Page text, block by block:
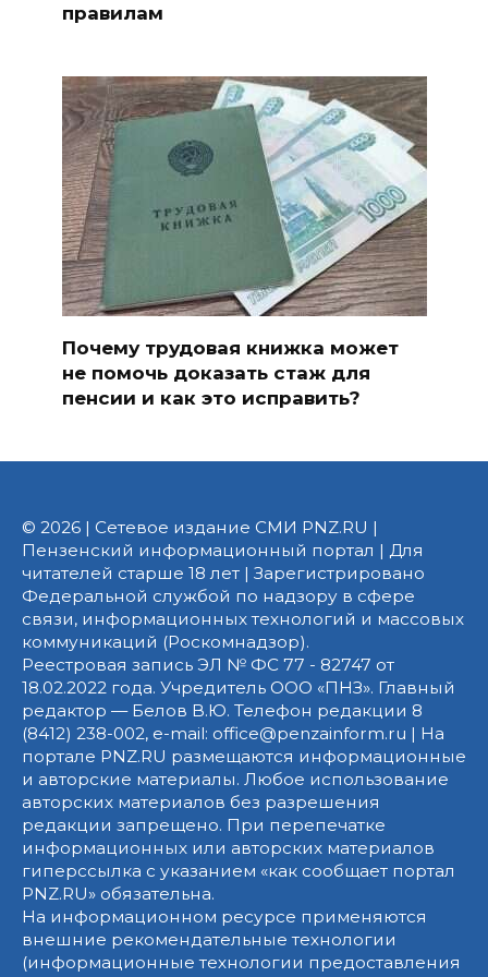
правилам
Почему трудовая книжка может
не помочь доказать стаж для
пенсии и как это исправить?
© 2026 | Сетевое издание СМИ PNZ.RU |
Пензенский информационный портал | Для
читателей старше 18 лет | Зарегистрировано
Федеральной службой по надзору в сфере
связи, информационных технологий и массовых
коммуникаций (Роскомнадзор).
Реестровая запись ЭЛ № ФС 77 - 82747 от
18.02.2022 года. Учредитель ООО «ПНЗ». Главный
редактор — Белов В.Ю. Телефон редакции 8
(8412) 238-002, e-mail: office@penzainform.ru | На
портале PNZ.RU размещаются информационные
и авторские материалы. Любое использование
авторских материалов без разрешения
редакции запрещено. При перепечатке
информационных или авторских материалов
гиперссылка с указанием «как сообщает портал
PNZ.RU» обязательна.
На информационном ресурсе применяются
внешние рекомендательные технологии
(информационные технологии предоставления